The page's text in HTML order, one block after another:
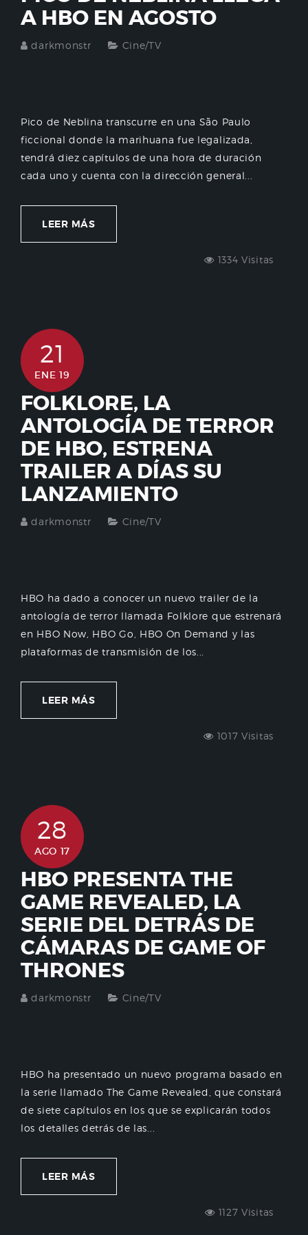
A HBO EN AGOSTO
darkmonstr Cine/TV
Pico de Neblina transcurre en una São Paulo
ficcional donde la marihuana fue legalizada,
tendrá diez capítulos de una hora de duración
cada uno y cuenta con la dirección general...
LEER MÁS
1334 Visitas
21
ENE 19
FOLKLORE, LA
ANTOLOGÍA DE TERROR
DE HBO, ESTRENA
TRAILER A DÍAS SU
LANZAMIENTO
darkmonstr Cine/TV
HBO ha dado a conocer un nuevo trailer de la
antología de terror llamada Folklore que estrenará
en HBO Now, HBO Go, HBO On Demand y las
plataformas de transmisión de los...
LEER MÁS
1017 Visitas
28
AGO 17
HBO PRESENTA THE
GAME REVEALED, LA
SERIE DEL DETRÁS DE
CÁMARAS DE GAME OF
THRONES
darkmonstr Cine/TV
HBO ha presentado un nuevo programa basado en
la serie llamado The Game Revealed, que constará
de siete capítulos en los que se explicarán todos
los detalles detrás de las...
LEER MÁS
1127 Visitas